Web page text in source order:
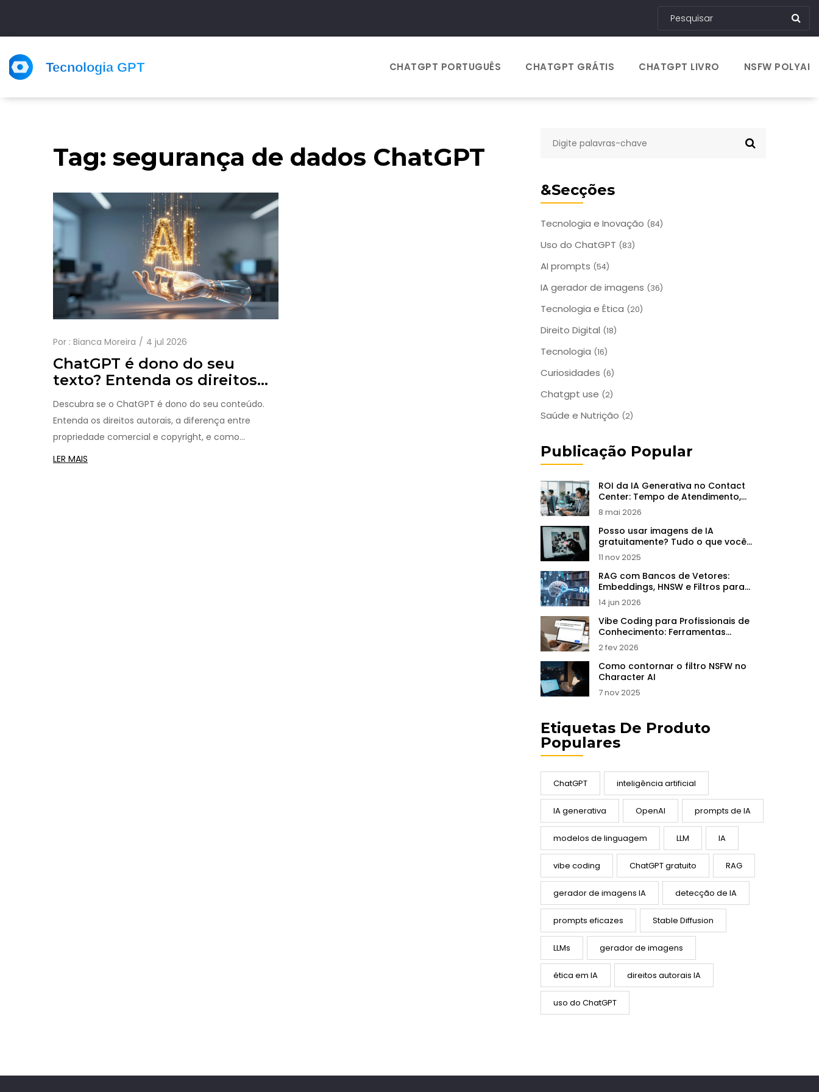
CHATGPT PORTUGUÊS CHATGPT GRÁTIS CHATGPT LIVRO NSFW POLYAI
&Secções
Tecnologia e Inovação (84)
Uso do ChatGPT (83)
AI prompts (54)
IA gerador de imagens (36)
Tecnologia e Ética (20)
Direito Digital (18)
Tecnologia (16)
Curiosidades (6)
Chatgpt use (2)
Saúde e Nutrição (2)
Publicação Popular
ROI da IA Generativa no Contact
Center: Tempo de Atendimento,
CSAT e FCR
8 mai 2026
Posso usar imagens de IA
gratuitamente? Tudo o que você
precisa saber antes de baixar
11 nov 2025
RAG com Bancos de Vetores:
Embeddings, HNSW e Filtros para
Reduzir Alucinações
14 jun 2026
Vibe Coding para Profissionais de
Conhecimento: Ferramentas
Pessoais que Economizam Horas por
Semana
2 fev 2026
Como contornar o filtro NSFW no
Character AI
7 nov 2025
Etiquetas De Produto
Populares
ChatGPT inteligência artificial
IA generativa OpenAI prompts de IA
modelos de linguagem LLM IA
vibe coding ChatGPT gratuito RAG
gerador de imagens IA detecção de IA
prompts eficazes Stable Diffusion
LLMs gerador de imagens
ética em IA direitos autorais IA
uso do ChatGPT
Tag: segurança de dados ChatGPT
Por : Bianca Moreira 4 jul 2026
ChatGPT é dono do seu
texto? Entenda os direitos
autorais em 2026
Descubra se o ChatGPT é dono do seu conteúdo.
Entenda os direitos autorais, a diferença entre
propriedade comercial e copyright, e como
proteger seu trabalho criado com IA em 2026.
LER MAIS